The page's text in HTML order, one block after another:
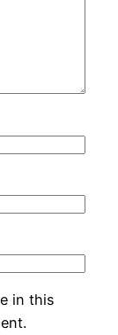
in this